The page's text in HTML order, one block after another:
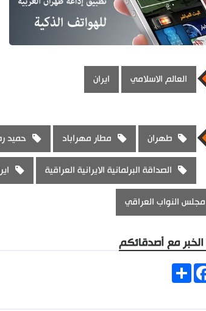
العالم الاسلامي ايران
طهران مطار مهراباد حميد
الصداقة البرلمانية الايرانية العراقية
النواب العراقي
مع أصدقائكم
Share